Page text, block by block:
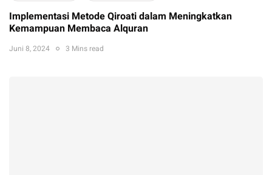
Implementasi Metode Qiroati dalam Meningkatkan
Kemampuan Membaca Alquran
Juni 8, 2024 3 Mins read